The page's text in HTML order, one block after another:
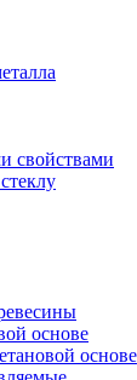
свойствами
основе
основе